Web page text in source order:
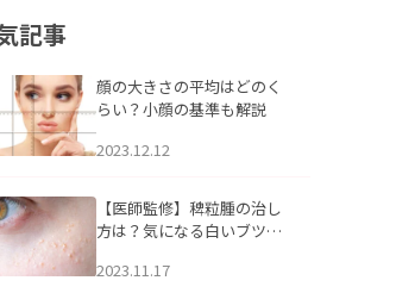
記事
顔の大きさの平均はどのく
らい？小顔の基準も解説
2023.12.12
【医師監修】稗粒腫の治し
方は？気になる白いブツブ
アについて
2023.11.17